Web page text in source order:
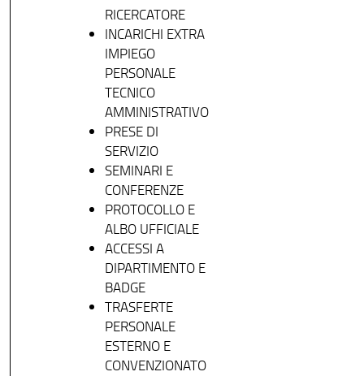
RICERCATORE
INCARICHI EXTRA
IMPIEGO
PERSONALE
TECNICO
AMMINISTRATIVO
PRESE DI
SERVIZIO
SEMINARI E
CONFERENZE
PROTOCOLLO E
ALBO UFFICIALE
ACCESSI A
DIPARTIMENTO E
BADGE
TRASFERTE
PERSONALE
ESTERNO E
CONVENZIONATO